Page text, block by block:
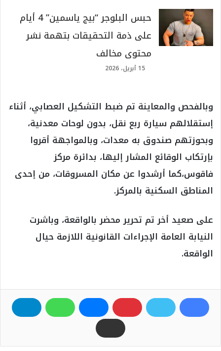
حبس البلوجر “بيج ياسمين” 4 أيام
على ذمة التحقيقات بتهمة نشر
محتوى مخالف
15 أبريل، 2026
وبالفحص والمعاينة تم ضبط التشكيل العصابي، أثناء
إستقلالهم سيارة ربع نقل، بدون لوحات معدنية،
وبحوزتهم صندوق به معدات، وبالمواجهة أقروا
بإرتكاب الوقائع المشار إليها، بدائرة مركز
فاقوس،كما أرشدوا عن مكان المسروقات، من إحدى
المناطق السكنية بالمركز.
على صعيد أخر تم تحرير محضر بالواقعة، وباشرت
النيابة العامة الإجراءات القانونية اللازمة حيال
الواقعة.